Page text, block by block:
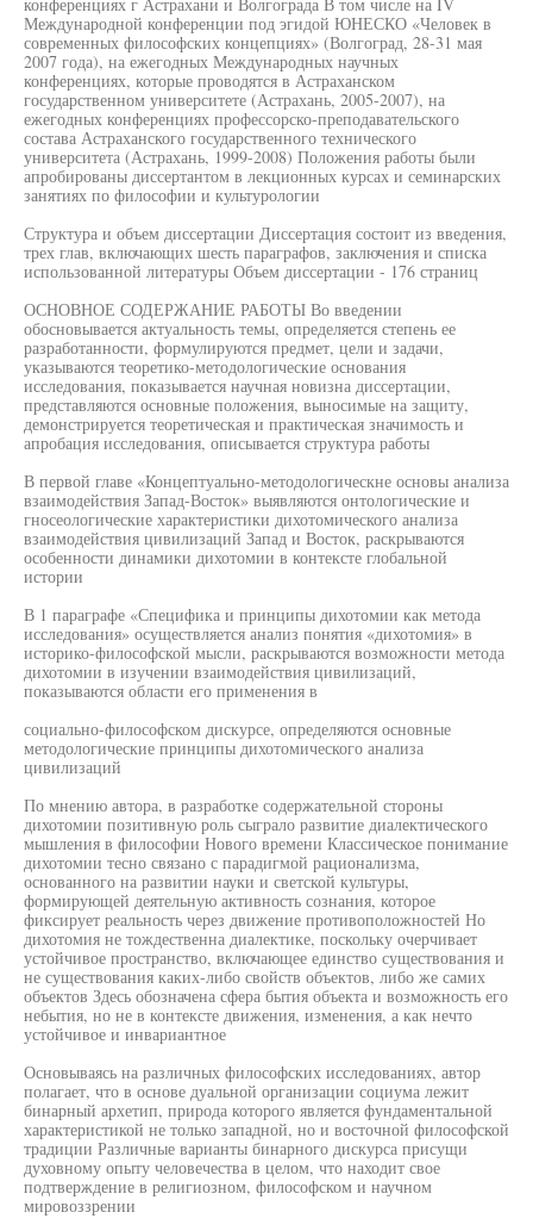
Международной конференции под эгидой ЮНЕСКО «Человек в
современных философских концепциях» (Волгоград, 28-31 мая
2007 года), на ежегодных Международных научных
конференциях, которые проводятся в Астраханском
государственном университете (Астрахань, 2005-2007), на
ежегодных конференциях профессорско-преподавательского
состава Астраханского государственного технического
университета (Астрахань, 1999-2008) Положения работы были
апробированы диссертантом в лекционных курсах и семинарских
занятиях по философии и культурологии
Структура и объем диссертации Диссертация состоит из введения,
трех глав, включающих шесть параграфов, заключения и списка
использованной литературы Объем диссертации - 176 страниц
ОСНОВНОЕ СОДЕРЖАНИЕ РАБОТЫ Во введении
обосновывается актуальность темы, определяется степень ее
разработанности, формулируются предмет, цели и задачи,
указываются теоретико-методологические основания
исследования, показывается научная новизна диссертации,
представляются основные положения, выносимые на защиту,
демонстрируется теоретическая и практическая значимость и
апробация исследования, описывается структура работы
В первой главе «Концептуально-методологическне основы анализа
взаимодействия Запад-Восток» выявляются онтологические и
гносеологические характеристики дихотомического анализа
взаимодействия цивилизаций Запад и Восток, раскрываются
особенности динамики дихотомии в контексте глобальной
истории
В 1 параграфе «Специфика и принципы дихотомии как метода
исследования» осуществляется анализ понятия «дихотомия» в
историко-философской мысли, раскрываются возможности метода
дихотомии в изучении взаимодействия цивилизаций,
показываются области его применения в
социально-философском дискурсе, определяются основные
методологические принципы дихотомического анализа
цивилизаций
По мнению автора, в разработке содержательной стороны
дихотомии позитивную роль сыграло развитие диалектического
мышления в философии Нового времени Классическое понимание
дихотомии тесно связано с парадигмой рационализма,
основанного на развитии науки и светской культуры,
формирующей деятельную активность сознания, которое
фиксирует реальность через движение противоположностей Но
дихотомия не тождественна диалектике, поскольку очерчивает
устойчивое пространство, включающее единство существования и
не существования каких-либо свойств объектов, либо же самих
объектов Здесь обозначена сфера бытия объекта и возможность его
небытия, но не в контексте движения, изменения, а как нечто
устойчивое и инвариантное
Основываясь на различных философских исследованиях, автор
полагает, что в основе дуальной организации социума лежит
бинарный архетип, природа которого является фундаментальной
характеристикой не только западной, но и восточной философской
традиции Различные варианты бинарного дискурса присущи
духовному опыту человечества в целом, что находит свое
подтверждение в религиозном, философском и научном
мировоззрении